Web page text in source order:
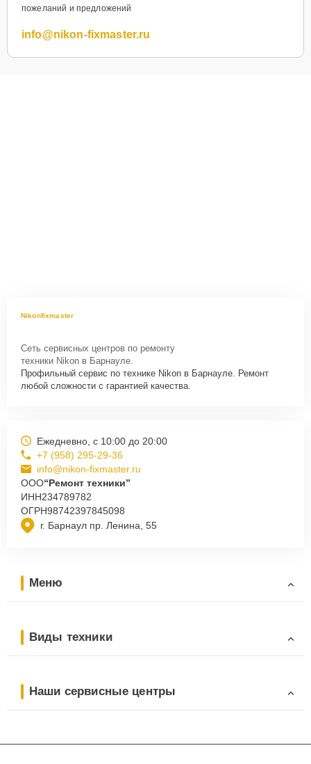
пожеланий и предложений
info@nikon-fixmaster.ru
Nikonfixmaster
Сеть сервисных центров по ремонту
техники Nikon в Барнауле.
Профильный сервис по технике Nikon в Барнауле. Ремонт
любой сложности с гарантией качества.
г. Барнаул пр. Ленина, 55
Ежедневно, с 10:00 до 20:00
+7 (958) 295-29-36
info@nikon-fixmaster.ru
ООО“Ремонт техники”
ИНН234789782
ОГРН98742397845098
Меню
Виды техники
Наши сервисные центры